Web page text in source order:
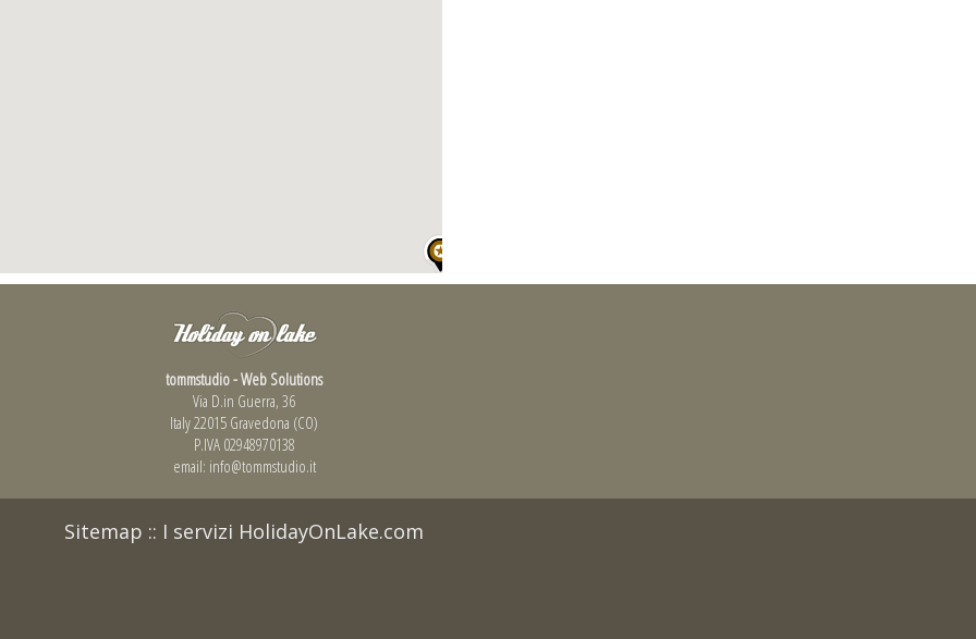
tommstudio - Web Solutions
Via D.in Guerra, 36
Italy 22015 Gravedona (CO)
P.IVA 02948970138
email: info@tommstudio.it
Sitemap :: I servizi HolidayOnLake.com